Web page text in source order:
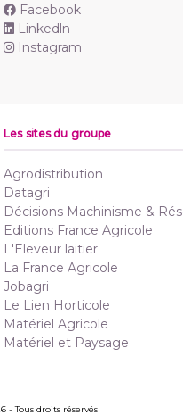
Facebook
Linkedln
Instagram
Les sites du groupe
Agrodistribution
Datagri
Décisions Machinisme &
Editions France Agricole
L'Eleveur laitier
La France Agricole
Jobagri
Le Lien Horticole
Matériel Agricole
Matériel et Paysage
- Tous droits réservés